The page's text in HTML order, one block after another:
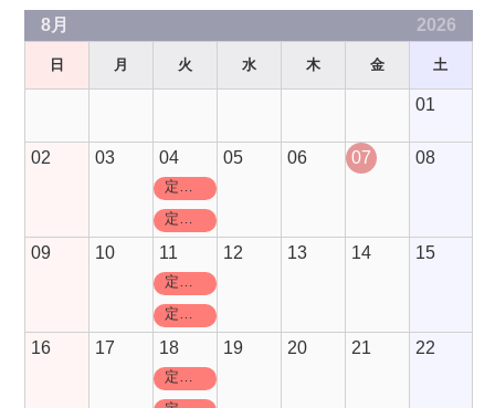
8月 2026
日 月 火 水 木 金 土
01
02 03 04
定休日
05 06 07 08
09 10 11
定休日
12 13 14 15
16 17 18
定休日
19 20 21 22